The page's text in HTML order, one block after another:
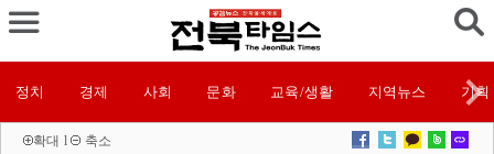
정치 경제 사회 문화 교육/생활 지역뉴스 기획
확대 l 축소